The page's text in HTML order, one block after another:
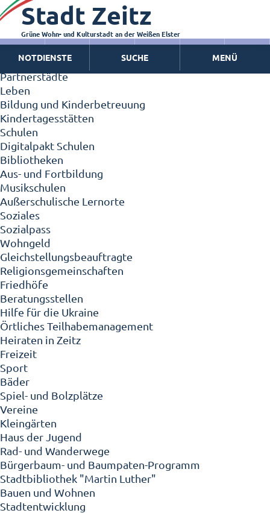
Zeitz - Die Kleinstadt
Willkommen in Zeitz!
Interview mit Oberbürgermeister Christian Thieme
Zeitz - Stadt der Zukunft
Ortschaften
Partnerstädte
Leben
Bildung und Kinderbetreuung
Kindertagesstätten
Schulen
Digitalpakt Schulen
Bibliotheken
Aus- und Fortbildung
Musikschulen
Außerschulische Lernorte
Soziales
Sozialpass
Wohngeld
Gleichstellungsbeauftragte
Religionsgemeinschaften
Friedhöfe
Beratungsstellen
Hilfe für die Ukraine
Örtliches Teilhabemanagement
Heiraten in Zeitz
Freizeit
Sport
Bäder
Spiel- und Bolzplätze
Vereine
Kleingärten
Haus der Jugend
Rad- und Wanderwege
Bürgerbaum- und Baumpaten-Programm
Stadtbibliothek "Martin Luther"
Bauen und Wohnen
Stadtentwicklung
Stadt Zeitz
Grüne Wohn- und Kulturstadt an der Weißen Elster
NOTDIENSTE SUCHE MENÜ